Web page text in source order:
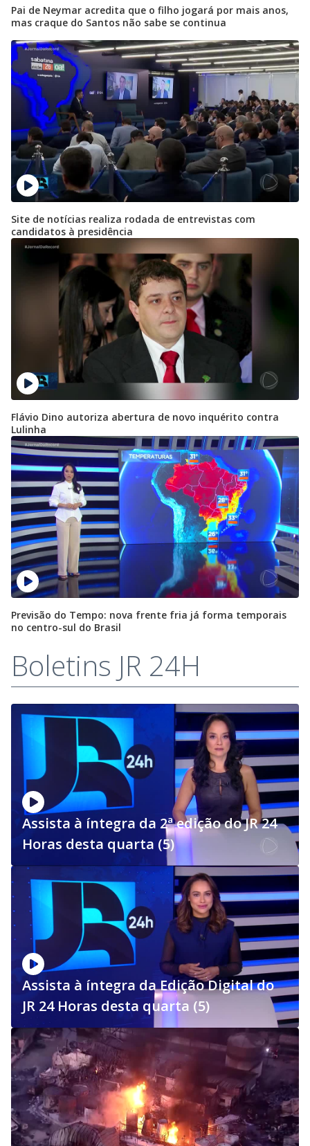
Pai de Neymar acredita que o filho jogará por mais anos,
mas craque do Santos não sabe se continua
Site de notícias realiza rodada de entrevistas com
candidatos à presidência
Flávio Dino autoriza abertura de novo inquérito contra
Lulinha
Previsão do Tempo: nova frente fria já forma temporais
no centro-sul do Brasil
Boletins JR 24H
Assista à íntegra da 2ª edição do JR 24
Horas desta quarta (5)
Assista à íntegra da Edição Digital do
JR 24 Horas desta quarta (5)